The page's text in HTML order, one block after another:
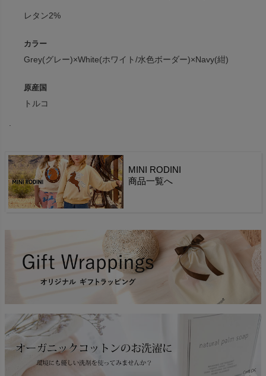
レタン2%
カラー
Grey(グレー)×White(ホワイト/水色ボーダー)×Navy(紺)
原産国
トルコ
MINI RODINI
商品一覧へ